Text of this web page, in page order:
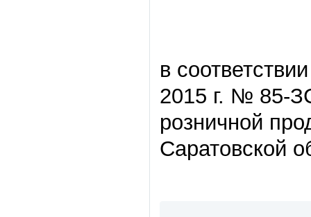
в
2015 г. № 85-
розничной
Саратовской